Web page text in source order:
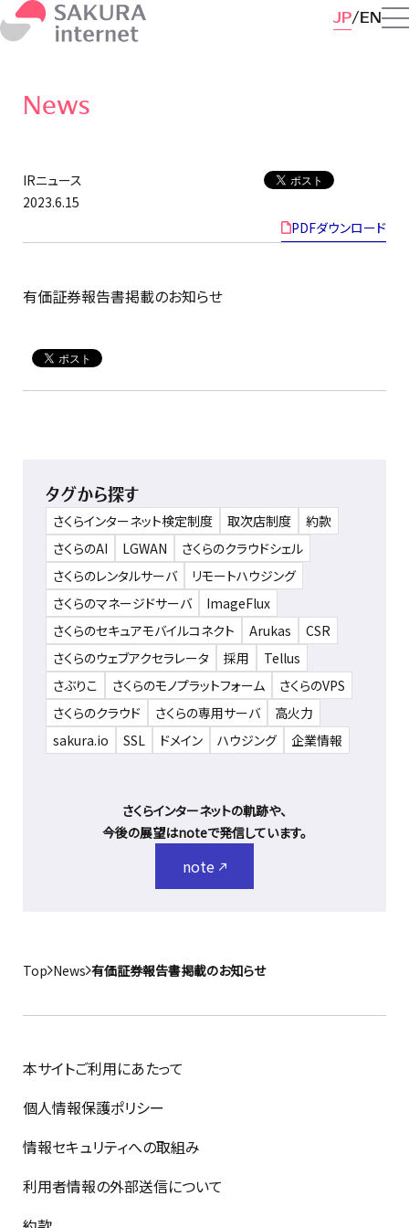
JP EN
News
IRニュース
2023.6.15
PDFダウンロード
有価証券報告書掲載のお知らせ
タグから探す
さくらインターネット検定制度 取次店制度
約款
さくらのAI
LGWAN
さくらのクラウドシェル
さくらのレンタルサーバ
リモートハウジング
さくらのマネージドサーバ
ImageFlux
さくらのセキュアモバイルコネクト
Arukas
CSR
さくらのウェブアクセラレータ
採用
Tellus
さぶりこ
さくらのモノプラットフォーム
さくらのVPS
さくらのクラウド
さくらの専用サーバ
高火力
sakura.io
SSL ドメイン ハウジング 企業情報
さくらインターネットの軌跡や、
今後の展望はnoteで発信しています。
note
Top News 有価証券報告書掲載のお知らせ
本サイトご利用にあたって
個人情報保護ポリシー
情報セキュリティへの取組み
利用者情報の外部送信について